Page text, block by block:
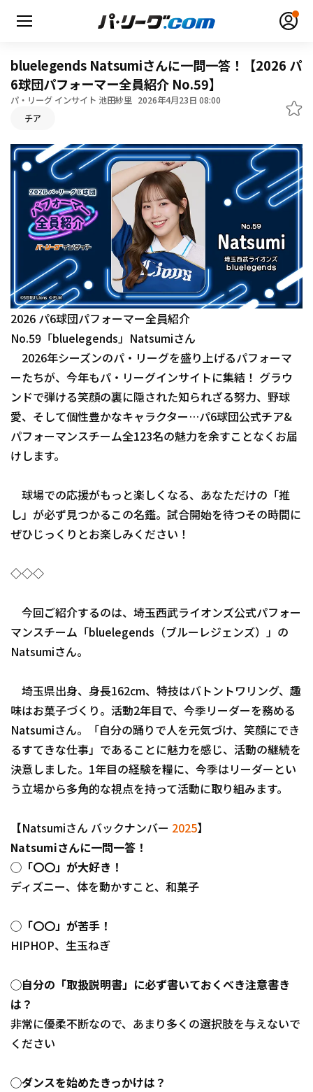
無料アカウント登録
HOME
動画
日程・結果
順位表･成績
1軍公式戦
ファーム東地区
ファーム中地区
ファーム西地区
交流戦
選手名鑑
選手名鑑トップ
北海道日本ハムファイターズ
東北楽天ゴールデンイーグルス
埼玉西武ライオンズ
オリックス・バファローズ
福岡ソフトバンクホークス
ニュース
設定
運営会社（別ウィンドウで開く） よくある質問
特定商取引法の表示 アルバイト募集（別ウィンドウで開く
bluelegends Natsumiさんに一問一答！【2026 パ
6球団パフォーマー全員紹介 No.59】
パ・リーグ インサイト 池田紗里 2026年4月23日 08:00
チア
2026 パ6球団パフォーマー全員紹介
No.59「bluelegends」Natsumiさん
2026年シーズンのパ・リーグを盛り上げるパフォーマ
ーたちが、今年もパ・リーグインサイトに集結！ グラウ
ンドで弾ける笑顔の裏に隠された知られざる努力、野球
愛、そして個性豊かなキャラクター…パ6球団公式チア&
パフォーマンスチーム全123名の魅力を余すことなくお届
けします。
球場での応援がもっと楽しくなる、あなただけの「推
し」が必ず見つかるこの名鑑。試合開始を待つその時間に
ぜひじっくりとお楽しみください！
◇◇◇
今回ご紹介するのは、埼玉西武ライオンズ公式パフォー
マンスチーム「bluelegends（ブルーレジェンズ）」の
Natsumiさん。
埼玉県出身、身長162cm、特技はバトントワリング、趣
味はお菓子づくり。活動2年目で、今季リーダーを務める
Natsumiさん。「自分の踊りで人を元気づけ、笑顔にでき
るすてきな仕事」であることに魅力を感じ、活動の継続を
決意しました。1年目の経験を糧に、今季はリーダーとい
う立場から多角的な視点を持って活動に取り組みます。
【Natsumiさん バックナンバー 2025】
Natsumiさんに一問一答！
◯「〇〇」が大好き！
ディズニー、体を動かすこと、和菓子
◯「〇〇」が苦手！
HIPHOP、生玉ねぎ
◯自分の「取扱説明書」に必ず書いておくべき注意書き
は？
非常に優柔不断なので、あまり多くの選択肢を与えないで
ください
◯ダンスを始めたきっかけは？